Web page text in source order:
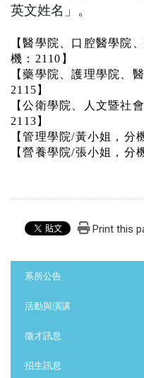
英文姓名」。
【醫學院、口腔醫學院
機： 2110 】
【藥學院、護理學院、
2115 】
【公衛學院、人文暨社
2113 】
【管理學院/黃小姐，分
【營養學院/張小姐，分
Print this
系所公告
活動與演講
徵才訊息
招生訊息